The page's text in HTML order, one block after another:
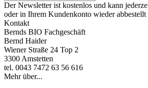
Der Newsletter ist kostenlos und kann
oder in Ihrem Kundenkonto wieder abbestellt
Kontakt
Bernds BIO Fachgeschäft
Bernd Haider
Wiener Straße 24 Top 2
3300 Amstetten
tel. 0043 7472 63 56 616
Mehr über...